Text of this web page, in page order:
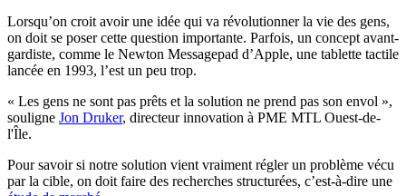
Lorsqu’on croit avoir une idée qui va révolutionner la vie des gens,
on doit se poser cette question importante. Parfois, un concept avant-
gardiste, comme le Newton Messagepad d’Apple, une tablette tactile
lancée en 1993, l’est un peu trop.
« Les gens ne sont pas prêts et la solution ne prend pas son envol »,
souligne Jon Druker, directeur innovation à PME MTL Ouest-de-
l'Île.
Pour savoir si notre solution vient vraiment régler un problème vécu
par la cible, on doit faire des recherches structurées, c’est-à-dire une